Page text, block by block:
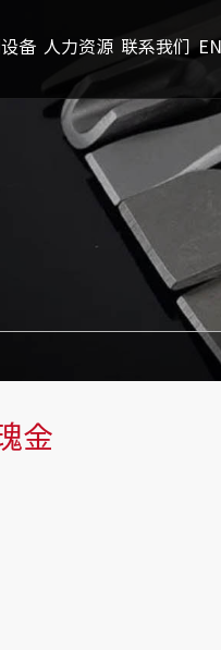
备 人力资源 联系我们
金